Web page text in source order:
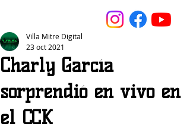
Charly García
sorprendió en vivo en
el CCK
Villa Mitre Digital
23 oct 2021